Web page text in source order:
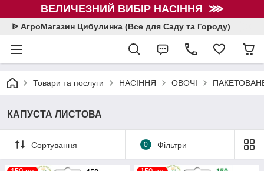
ВЕЛИЧЕЗНИЙ ВИБІР НАСІННЯ ⋙
ᐉ АгроМагазин Цибулинка (Все для Саду та Городу)
Товари та послуги НАСІННЯ ОВОЧІ
КАПУСТА ЛИСТОВА
Сортування 0 Фільтри